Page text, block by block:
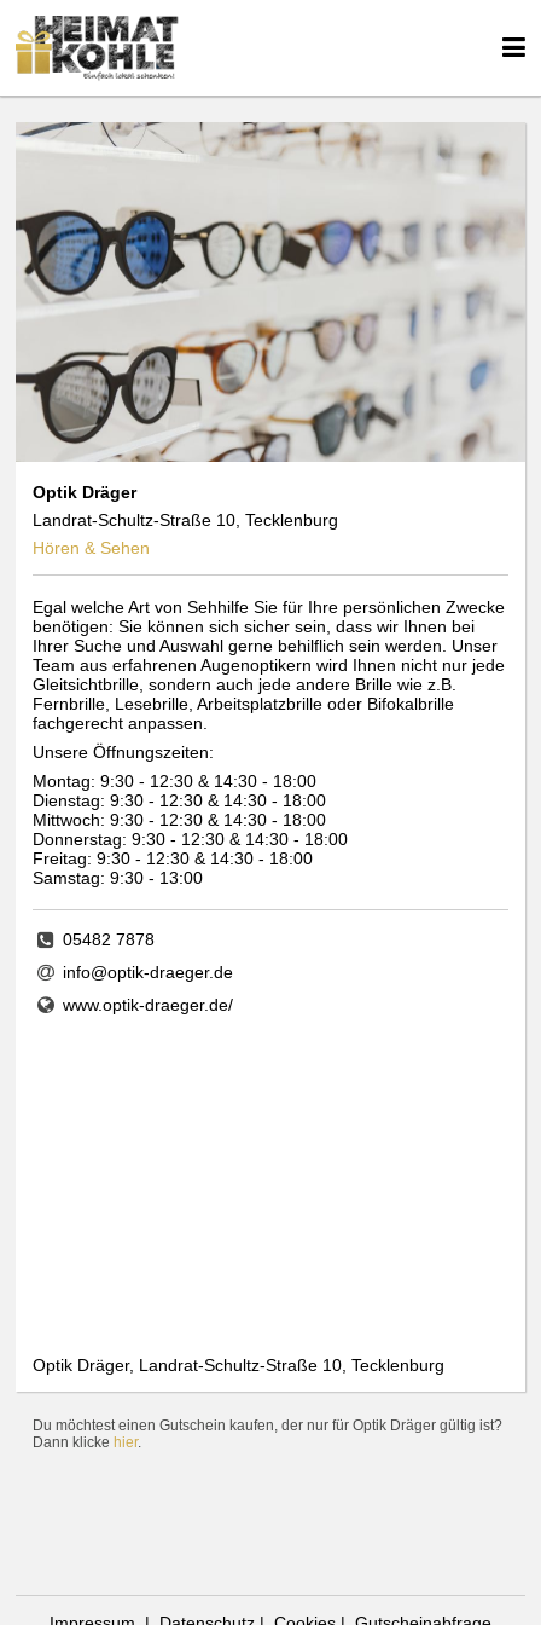
Optik Dräger
Landrat-Schultz-Straße 10, Tecklenburg
Hören & Sehen
Egal welche Art von Sehhilfe Sie für Ihre persönlichen Zwecke
benötigen: Sie können sich sicher sein, dass wir Ihnen bei
Ihrer Suche und Auswahl gerne behilflich sein werden. Unser
Team aus erfahrenen Augenoptikern wird Ihnen nicht nur jede
Gleitsichtbrille, sondern auch jede andere Brille wie z.B.
Fernbrille, Lesebrille, Arbeitsplatzbrille oder Bifokalbrille
fachgerecht anpassen.
Unsere Öffnungszeiten:
Montag: 9:30 - 12:30 & 14:30 - 18:00
Dienstag: 9:30 - 12:30 & 14:30 - 18:00
Mittwoch: 9:30 - 12:30 & 14:30 - 18:00
Donnerstag: 9:30 - 12:30 & 14:30 - 18:00
Freitag: 9:30 - 12:30 & 14:30 - 18:00
Samstag: 9:30 - 13:00
05482 7878
info@optik-draeger.de
www.optik-draeger.de/
Optik Dräger, Landrat-Schultz-Straße 10, Tecklenburg
Du möchtest einen Gutschein kaufen, der nur für Optik Dräger gültig ist?
Dann klicke hier.